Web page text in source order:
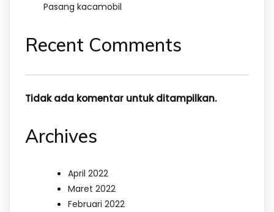
Pasang kacamobil
Recent Comments
Tidak ada komentar untuk ditampilkan.
Archives
April 2022
Maret 2022
Februari 2022